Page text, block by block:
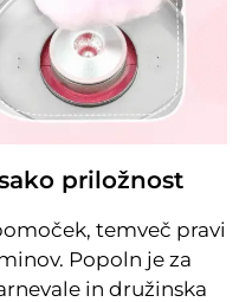
priložnost
temveč pravi
Popoln je za
in družinska